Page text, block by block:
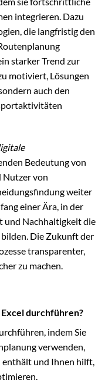
integrieren. Dazu
die langfristig den
starker Trend zur
motiviert, Lösungen
auch den
Bedeutung von
Nutzer von
weiter
einer Ära, in der
und Nachhaltigkeit die
Die Zukunft der
transparenter,
zu machen.
durchführen?
indem Sie
verwenden,
enthält und Ihnen hilft,